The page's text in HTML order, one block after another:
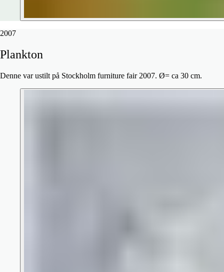
2007
Plankton
Denne var ustilt på Stockholm furniture fair 2007. Ø= ca 30 cm.